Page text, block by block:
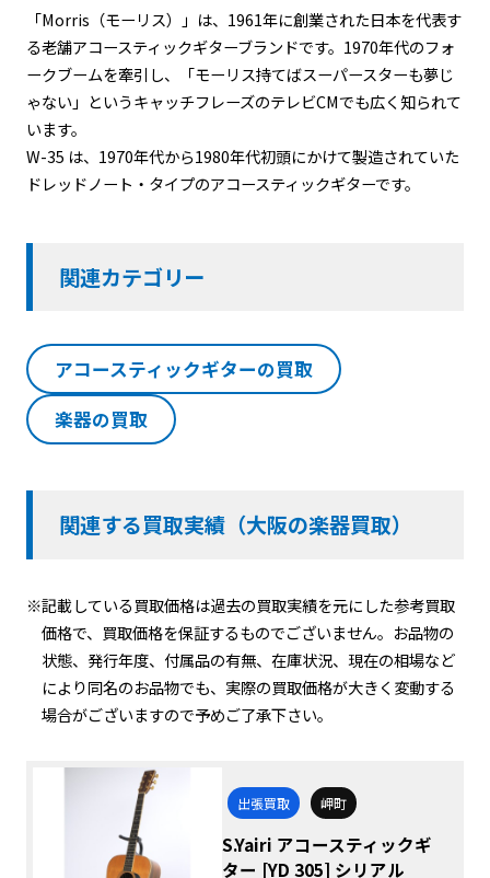
「Morris（モーリス）」は、1961年に創業された日本を代表す
る老舗アコースティックギターブランドです。1970年代のフォ
ークブームを牽引し、「モーリス持てばスーパースターも夢じ
ゃない」というキャッチフレーズのテレビCMでも広く知られて
います。
W-35 は、1970年代から1980年代初頭にかけて製造されていた
ドレッドノート・タイプのアコースティックギターです。
関連カテゴリー
アコースティックギターの買取
楽器の買取
関連する買取実績（大阪の楽器買取）
※記載している買取価格は過去の買取実績を元にした参考買取
価格で、買取価格を保証するものでございません。お品物の
状態、発行年度、付属品の有無、在庫状況、現在の相場など
により同名のお品物でも、実際の買取価格が大きく変動する
場合がございますので予めご了承下さい。
出張買取 岬町
S.Yairi アコースティックギ
ター [YD 305] シリアル